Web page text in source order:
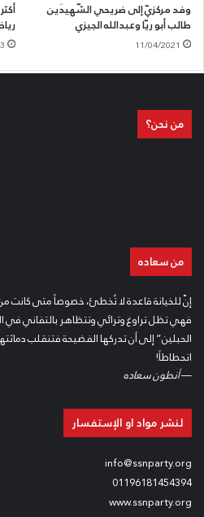
وفد مركزيّ إلى ضريحي الشّهيدَين
طالب أبو ريّا وعبدالله الجيزي
11/04/2021
من نحن؟
من سعاده
إنّ للخيانة قاعدة لا تُخطئ، خصوصاً متى كانت
فهي تظل تراوغ وترائي وتتظاهر بالتفاني
الحبلين” إلى أن تدركها الفضيحة فتنقلب
انحطاطاً!
—أنطون سعاده
لنشر مواد او الإستفسار
info@ssnparty.org
01196181454394
www.ssnparty.org